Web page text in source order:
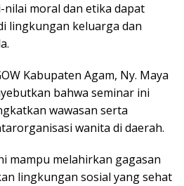
moral dan etika dapat
lingkungan keluarga dan
Kabupaten Agam, Ny. Maya
bahwa seminar ini
wawasan serta
wanita di daerah.
mampu melahirkan gagasan
lingkungan sosial yang sehat